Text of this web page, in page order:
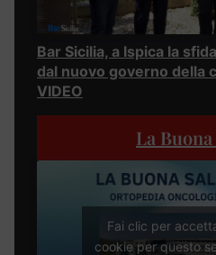
Bar Sicilia, a Ispica la
dal nuovo governo della
VIDEO
La
Fai clic per
cookie per questo